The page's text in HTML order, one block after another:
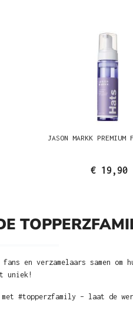
JASON MARKK PREMIUM
€ 19,90
en verzamelaars samen
uniek!
met #topperzfamily – laat de